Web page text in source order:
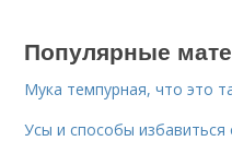
Популярные
Мука темпурная, что это
Усы и способы